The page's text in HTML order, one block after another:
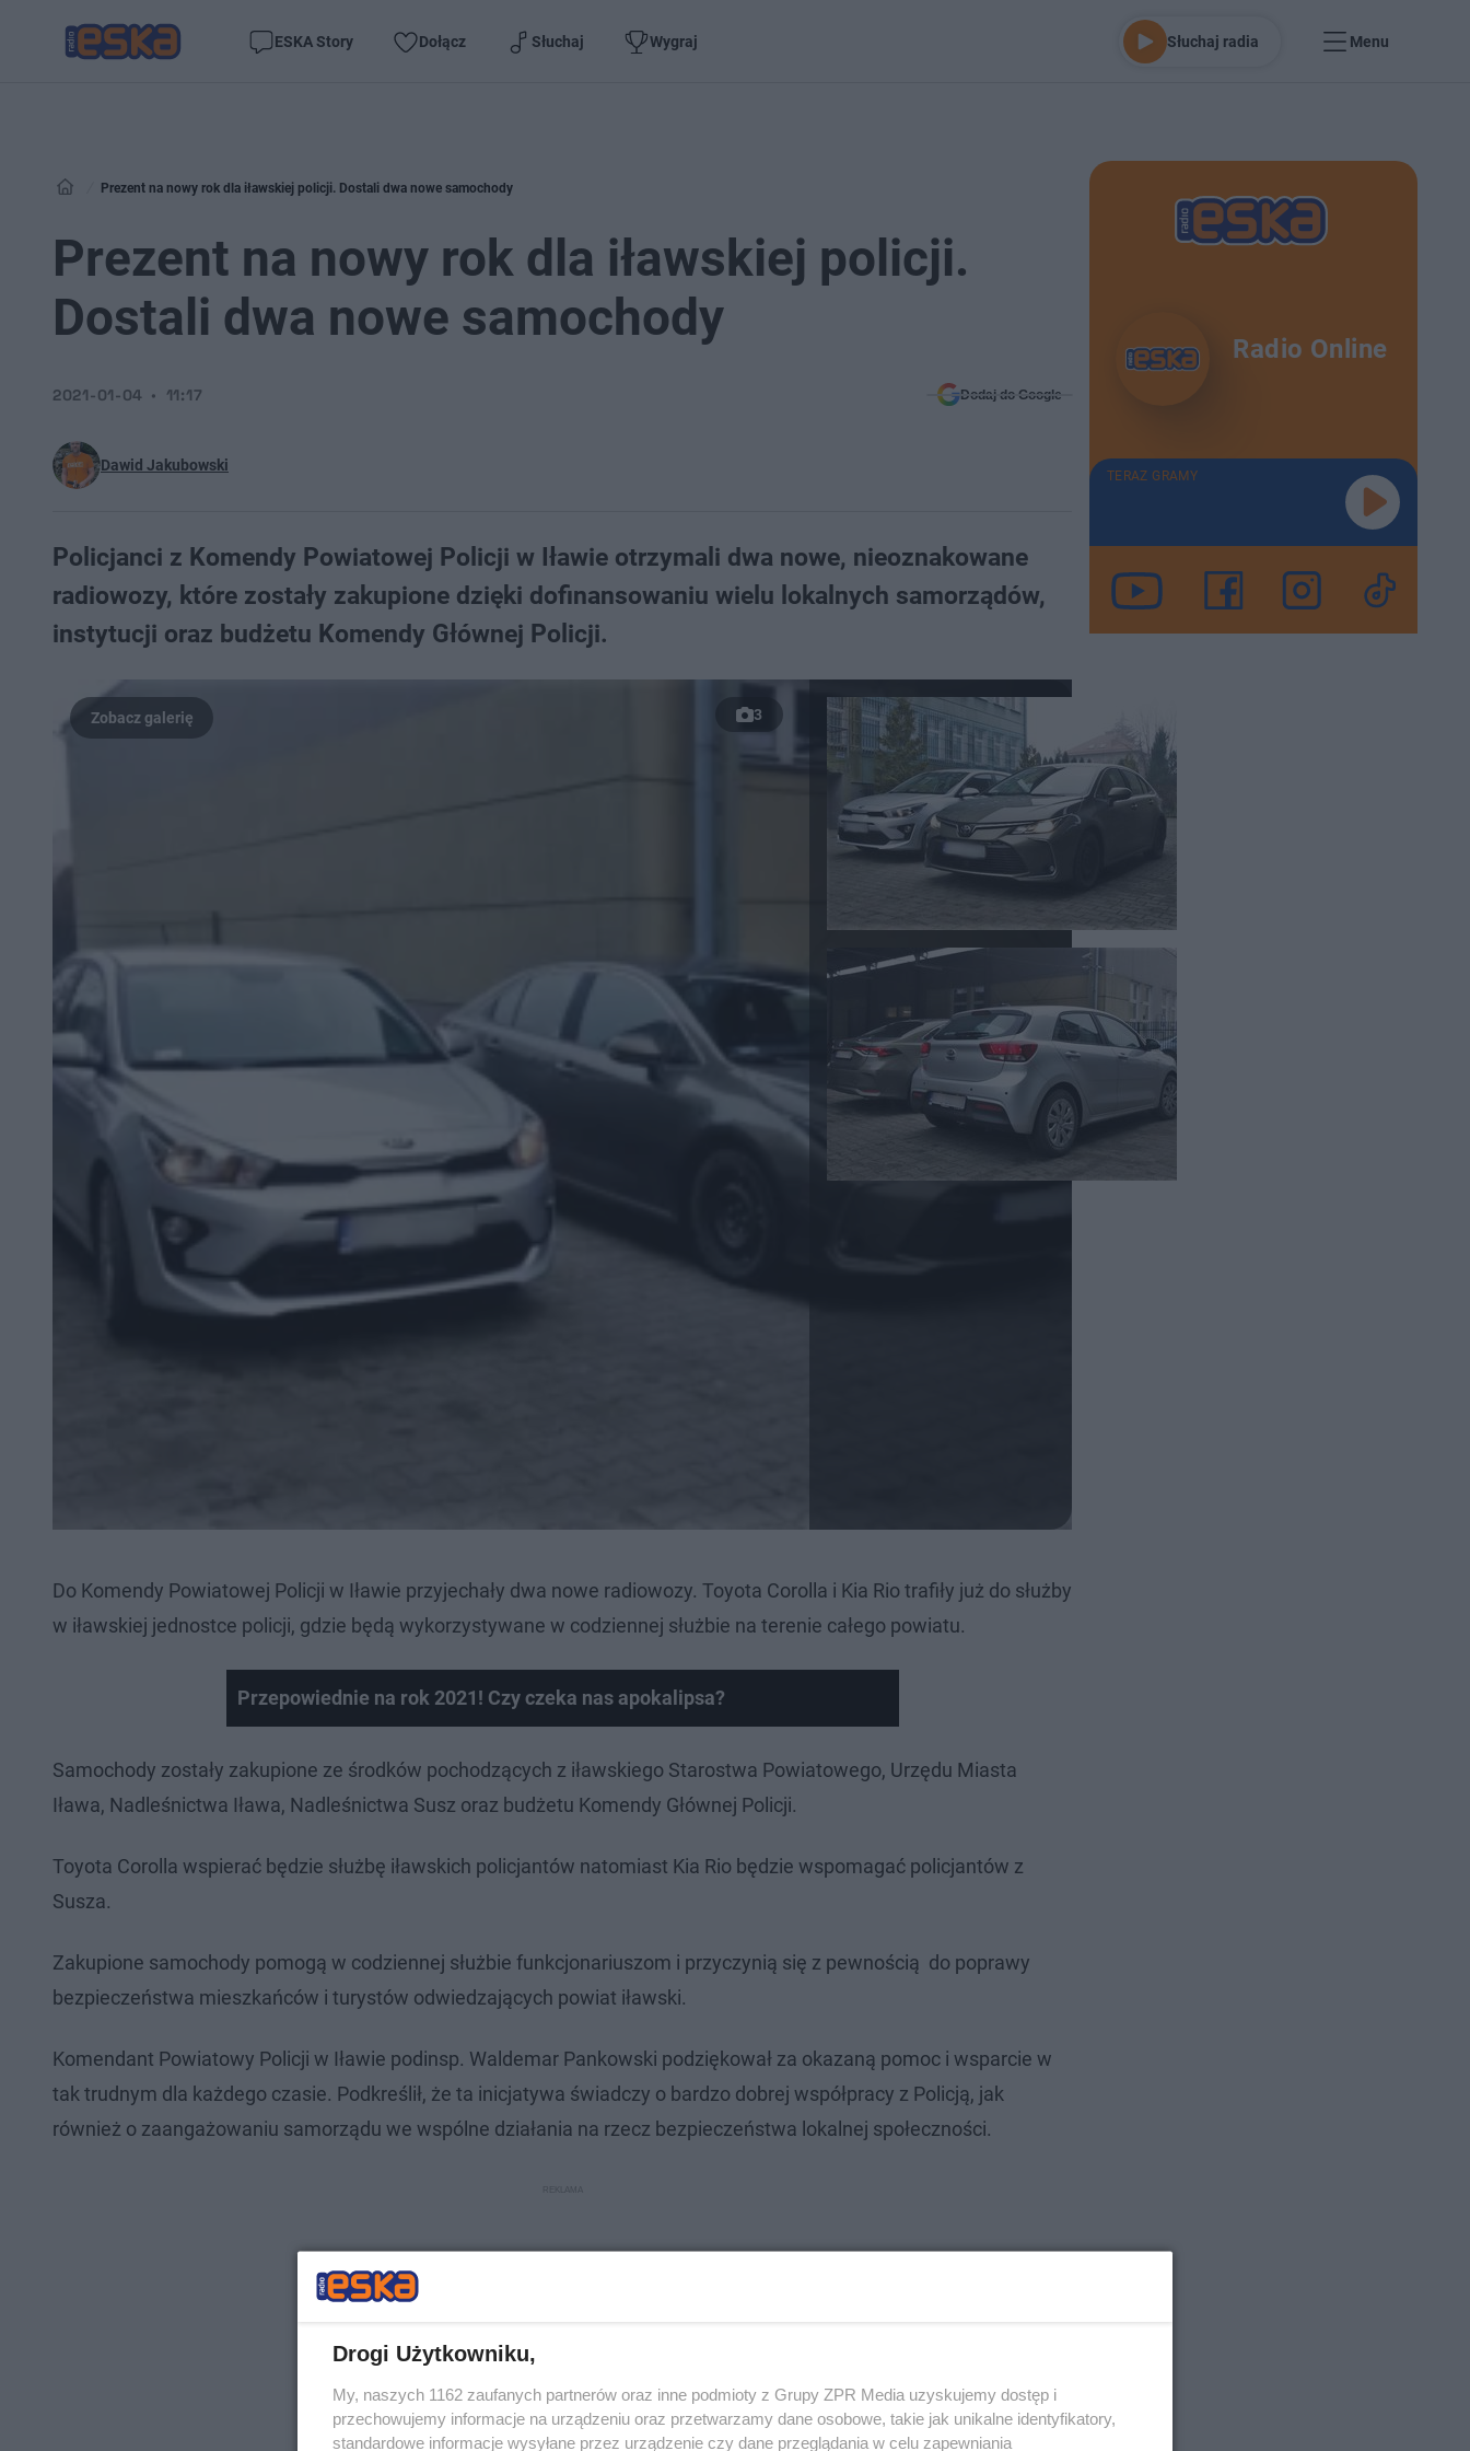
ESKA Story Dołącz Słuchaj Wygraj Słuchaj radia Menu
Prezent na nowy rok dla iławskiej policji. Dostali dwa nowe samochody
Prezent na nowy rok dla iławskiej policji.
Dostali dwa nowe samochody
Dawid Jakubowski
2021-01-04 11:17 Dodaj do Google
Policjanci z Komendy Powiatowej Policji w Iławie otrzymali dwa nowe, nieoznakowane
radiowozy, które zostały zakupione dzięki dofinansowaniu wielu lokalnych samorządów,
instytucji oraz budżetu Komendy Głównej Policji.
3
Do Komendy Powiatowej Policji w Iławie przyjechały dwa nowe radiowozy. Toyota Corolla i Kia Rio trafiły już do służby
w iławskiej jednostce policji, gdzie będą wykorzystywane w codziennej służbie na terenie całego powiatu.
Przepowiednie na rok 2021! Czy czeka nas apokalipsa?
Samochody zostały zakupione ze środków pochodzących z iławskiego Starostwa Powiatowego, Urzędu Miasta
Iława, Nadleśnictwa Iława, Nadleśnictwa Susz oraz budżetu Komendy Głównej Policji.
Toyota Corolla wspierać będzie służbę iławskich policjantów natomiast Kia Rio będzie wspomagać policjantów z
Susza.
Zakupione samochody pomogą w codziennej służbie funkcjonariuszom i przyczynią się z pewnością do poprawy
bezpieczeństwa mieszkańców i turystów odwiedzających powiat iławski.
Komendant Powiatowy Policji w Iławie podinsp. Waldemar Pankowski podziękował za okazaną pomoc i wsparcie w
tak trudnym dla każdego czasie. Podkreślił, że ta inicjatywa świadczy o bardzo dobrej współpracy z Policją, jak
również o zaangażowaniu samorządu we wspólne działania na rzecz bezpieczeństwa lokalnej społeczności.
Radio Online
TERAZ GRAMY
Drogi Użytkowniku,
My, naszych 1162 zaufanych partnerów oraz inne podmioty z Grupy ZPR Media uzyskujemy dostęp i
przechowujemy informacje na urządzeniu oraz przetwarzamy dane osobowe, takie jak unikalne identyfikatory,
standardowe informacje wysyłane przez urządzenie czy dane przeglądania w celu zapewniania